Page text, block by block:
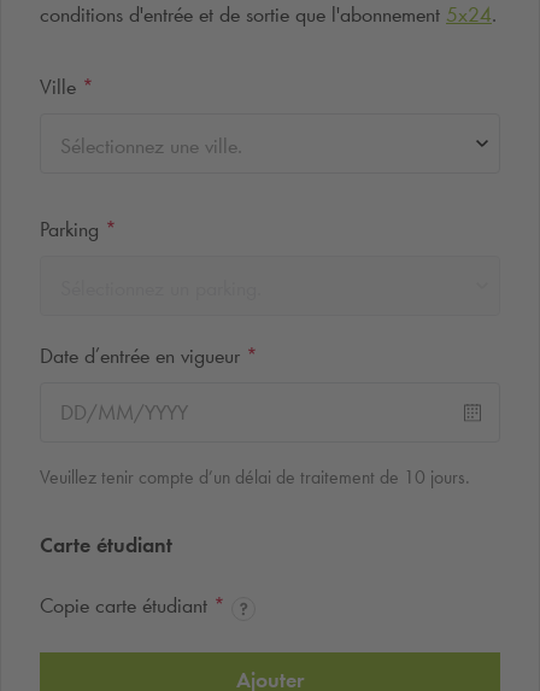
conditions d'entrée et de sortie que l'abonnement 5x24.
Ville *
Sélectionnez une ville.
Parking *
Date d’entrée en vigueur *
Veuillez tenir compte d’un délai de traitement de 10 jours.
Carte étudiant
Copie carte étudiant *
Ajouter